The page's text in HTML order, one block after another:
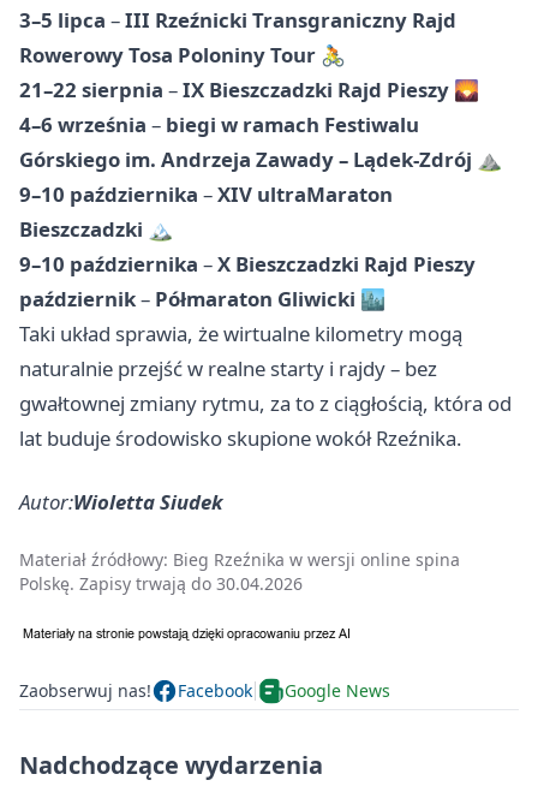
3–5 lipca –III Rzeźnicki Transgraniczny Rajd
Rowerowy Tosa Poloniny Tour 🚴
21–22 sierpnia –IX Bieszczadzki Rajd Pieszy 🌄
4–6 września – biegi w ramach Festiwalu
Górskiego im. Andrzeja Zawady – Lądek-Zdrój ⛰️
9–10 października –XIV ultraMaraton
Bieszczadzki 🏔️
9–10 października –X Bieszczadzki Rajd Pieszy
październik– Półmaraton Gliwicki 🏙️
Taki układ sprawia, że wirtualne kilometry mogą
naturalnie przejść w realne starty i rajdy – bez
gwałtownej zmiany rytmu, za to z ciągłością, która od
lat buduje środowisko skupione wokół Rzeźnika.
Autor:Wioletta Siudek
Materiał źródłowy: Bieg Rzeźnika w wersji online spina
Polskę. Zapisy trwają do 30.04.2026
Zaobserwuj nas! Facebook Google News
Nadchodzące wydarzenia